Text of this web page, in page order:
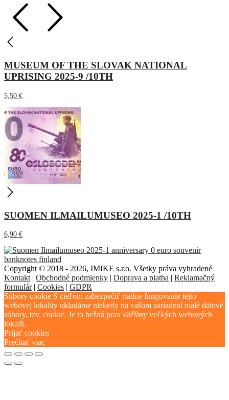
MUSEUM OF THE SLOVAK NATIONAL
UPRISING 2025-9 /10TH
5,50 €
SUOMEN ILMAILUMUSEO 2025-1 /10TH
6,90 €
Copyright © 2018 - 2026, IMIKE s.r.o. Všetky práva vyhradené
Kontakt | Obchodné podmienky | Doprava a platba | Reklamačný
formulár| Cookies | GDPR
Súbory cookie S cieľom zabezpečiť riadne fungovanie tejto
webovej lokality ukladáme niekedy na vašom zariadení malé dátové
súbory, tzv. cookie. Je to bežná prax väčšiny veľkých webových
lokalít.
Prijať cookies
Prečítať viac